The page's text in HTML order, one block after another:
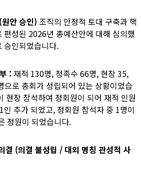
안 승인) 조직의 안정적 토대 구축과 핵
편성된 2026년 총예산안에 대해 심의했
승인되었습니다.
: 재적 130명, 정족수 66명, 현장 35,
으로 총회가 성립되어 있는 상황이었습
현장 참석하여 정회원이 되어 재적 인원
인 추가 되었고, 정회원 참석자 중 1명이
정원이 되었습니다.
결 (의결 불성립 / 대외 명칭 관성적 사